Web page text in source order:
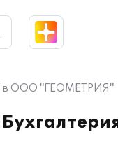
в ООО "ГЕОМЕТРИЯ"